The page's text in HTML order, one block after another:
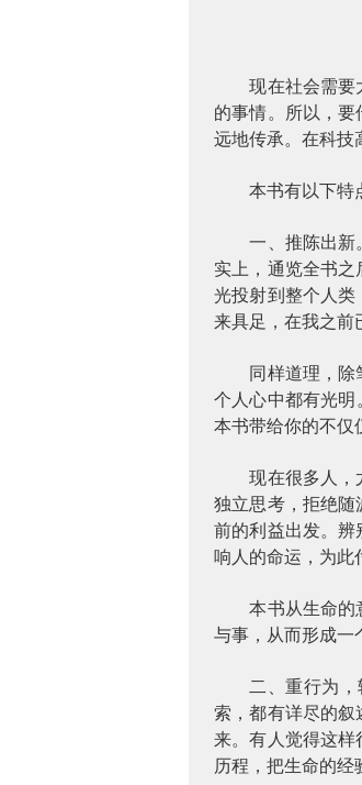
现在社会需要
的事情。所以，
远地传承。在科技
本书有以下特
一、推陈出新
实上，通览全书
光投射到整个人类
来具足，在我之前
同样道理，
个人心中都有光明
本书带给你的不仅
现在很多人，
独立思考，拒绝随
前的利益出发。辨
响人的命运，为此
本书从生命的
与事，从而形成一
二、重行为
索，都有详尽的叙
来。有人觉得这样
历程，把生命的经